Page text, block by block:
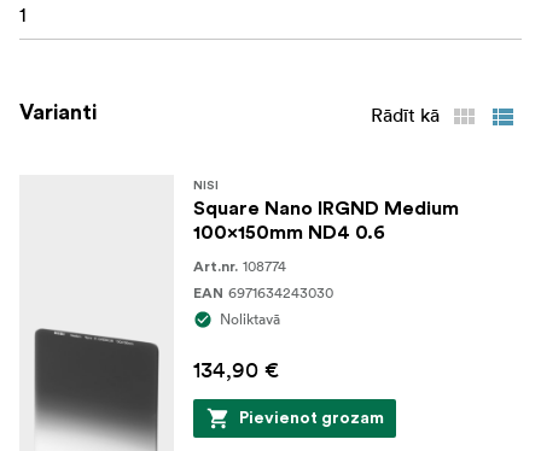
1
Varianti Rādīt kā
NISI
Square Nano IRGND Medium
100x150mm ND4 0.6
Art.nr. 108774
EAN 6971634243030
Noliktavā
134,90 €
Pievienot grozam